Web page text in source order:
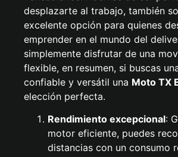
desplazarte al trabajo, también
excelente opción para quienes
emprender en el mundo del
simplemente disfrutar de una
flexible, en resumen, si buscas
confiable y versátil una Moto TX
elección perfecta.
Rendimiento excepcional:
motor eficiente, puedes
distancias con un consumo